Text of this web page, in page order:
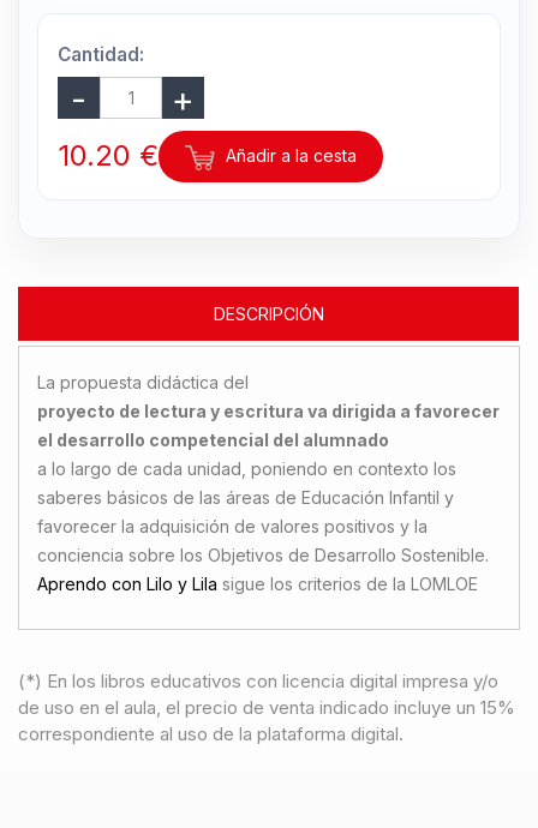
Cantidad:
10.20 € Añadir a la cesta
DESCRIPCIÓN
La propuesta didáctica del
proyecto de lectura y escritura va dirigida a favorecer
el desarrollo competencial del alumnado
a lo largo de cada unidad, poniendo en contexto los
saberes básicos de las áreas de Educación Infantil y
favorecer la adquisición de valores positivos y la
conciencia sobre los Objetivos de Desarrollo Sostenible.
Aprendo con Lilo y Lila sigue los criterios de la LOMLOE
(*) En los libros educativos con licencia digital impresa y/o
de uso en el aula, el precio de venta indicado incluye un 15%
correspondiente al uso de la plataforma digital.